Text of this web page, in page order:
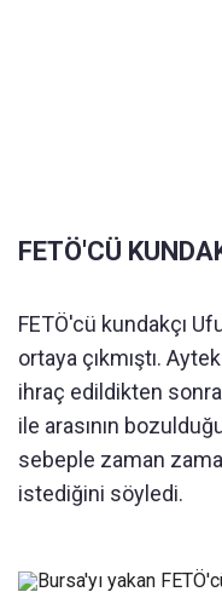
FETÖ'CÜ
FETÖ'cü kundakçı
ortaya çıkmıştı.
ihraç edildikten sonra
ile arasının
sebeple zaman
istediğini söyledi.